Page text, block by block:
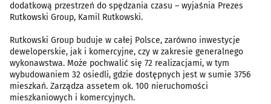
dodatkową przestrzeń do spędzania czasu – wyjaśnia Prezes
Rutkowski Group, Kamil Rutkowski.
Rutkowski Group buduje w całej Polsce, zarówno inwestycje
deweloperskie, jak i komercyjne, czy w zakresie generalnego
wykonawstwa. Może pochwalić się 72 realizacjami, w tym
wybudowaniem 32 osiedli, gdzie dostępnych jest w sumie 3756
mieszkań. Zarządza assetem ok. 100 nieruchomości
mieszkaniowych i komercyjnych.